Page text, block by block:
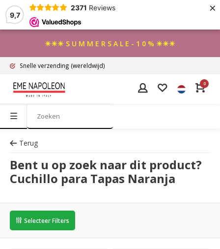
9,7
2371 Reviews ×
☀☀☀ S U M M E R S A L E - 1 0 % ☀☀☀
Snelle verzending (wereldwijd)
0
Terug
Bent u op zoek naar dit product?
Cuchillo para Tapas Naranja
Selecteer Filters